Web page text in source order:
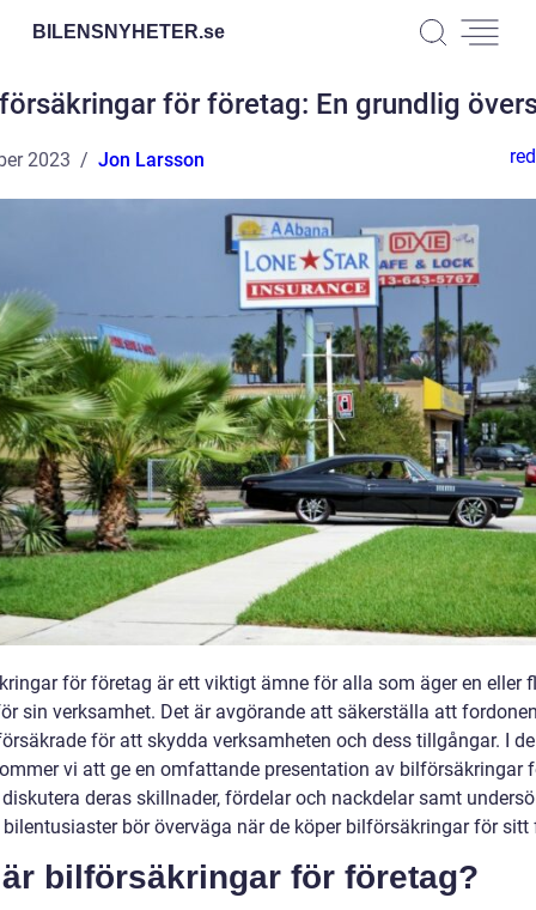
BILENSNYHETER.se
för företag: En grundlig
2023 Jon Larsson
för företag är ett viktigt ämne för alla som äger en eller
sin verksamhet. Det är avgörande att säkerställa att
för att skydda verksamheten och dess tillgångar. I
vi att ge en omfattande presentation av bilförsäkringar
deras skillnader, fördelar och nackdelar samt
bör överväga när de köper bilförsäkringar för sitt
är bilförsäkringar för företag?